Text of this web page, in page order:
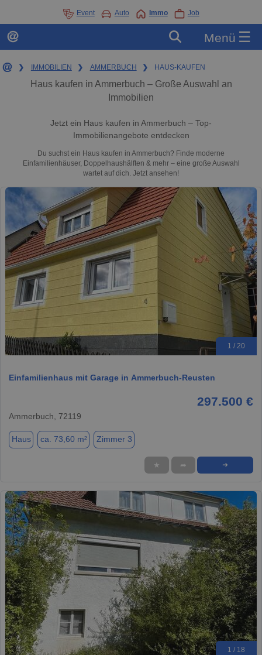
Event Auto Immo Job
Menü ☰
❯ IMMOBILIEN ❯ AMMERBUCH ❯ HAUS-KAUFEN
Haus kaufen in Ammerbuch – Große Auswahl an
Immobilien
Jetzt ein Haus kaufen in Ammerbuch – Top-
Immobilienangebote entdecken
Du suchst ein Haus kaufen in Ammerbuch? Finde moderne
Einfamilienhäuser, Doppelhaushälften & mehr – eine große Auswahl
wartet auf dich. Jetzt ansehen!
1 / 20
Einfamilienhaus mit Garage in Ammerbuch-Reusten
297.500 €
Ammerbuch, 72119
Haus ca. 73,60 m² Zimmer 3
★ ➦ ➜
1 / 18